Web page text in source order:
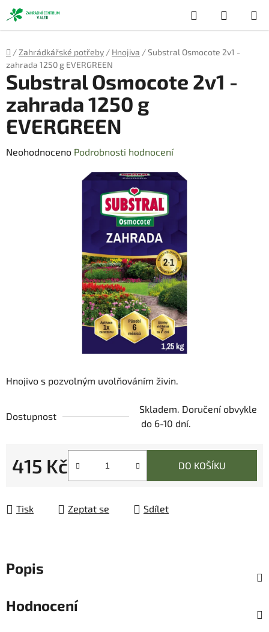
Přejít
na
obsah
Hledat
KOŠÍK
Domů
/ Zahrádkářské potřeby / Hnojiva /Substral Osmocote 2v1 -
zahrada 1250 g EVERGREEN
Hnojivo s pozvolným uvolňováním živin.
Dostupnost
Skladem. Doručení obvykle
do 6-10 dní.
415 Kč DO KOŠÍKU
Tisk Zeptat se Sdílet
Substral Osmocote 2v1 -
zahrada 1250 g
EVERGREEN
Průměrné
Neohodnoceno Podrobnosti hodnocení
Popis
Hodnocení